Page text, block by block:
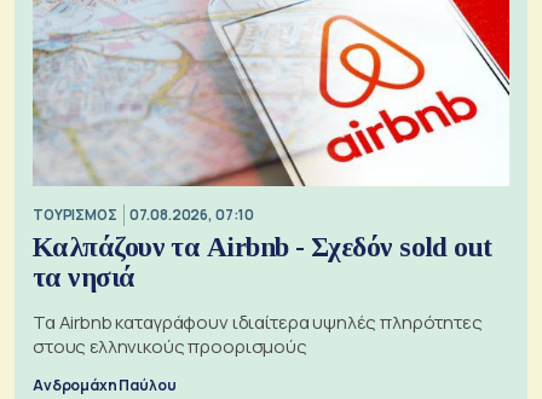
ΤΟΥΡΙΣΜΟΣ 07.08.2026, 07:10
Καλπάζουν τα Airbnb - Σχεδόν sold out
τα νησιά
Τα Airbnb καταγράφουν ιδιαίτερα υψηλές πληρότητες
στους ελληνικούς προορισμούς
Ανδρομάχη Παύλου